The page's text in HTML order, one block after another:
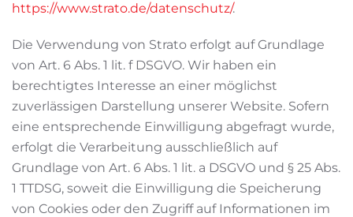
https://www.strato.de/datenschutz/.
Die Verwendung von Strato erfolgt auf Grundlage
von Art. 6 Abs. 1 lit. f DSGVO. Wir haben ein
berechtigtes Interesse an einer möglichst
zuverlässigen Darstellung unserer Website. Sofern
eine entsprechende Einwilligung abgefragt wurde,
erfolgt die Verarbeitung ausschließlich auf
Grundlage von Art. 6 Abs. 1 lit. a DSGVO und § 25 Abs.
1 TTDSG, soweit die Einwilligung die Speicherung
von Cookies oder den Zugriff auf Informationen im